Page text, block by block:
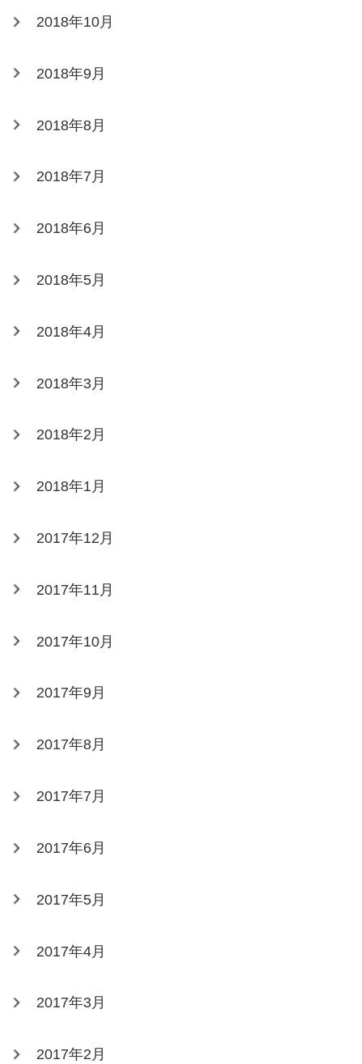
2018年10月
2018年9月
2018年8月
2018年7月
2018年6月
2018年5月
2018年4月
2018年3月
2018年2月
2018年1月
2017年12月
2017年11月
2017年10月
2017年9月
2017年8月
2017年7月
2017年6月
2017年5月
2017年4月
2017年3月
2017年2月